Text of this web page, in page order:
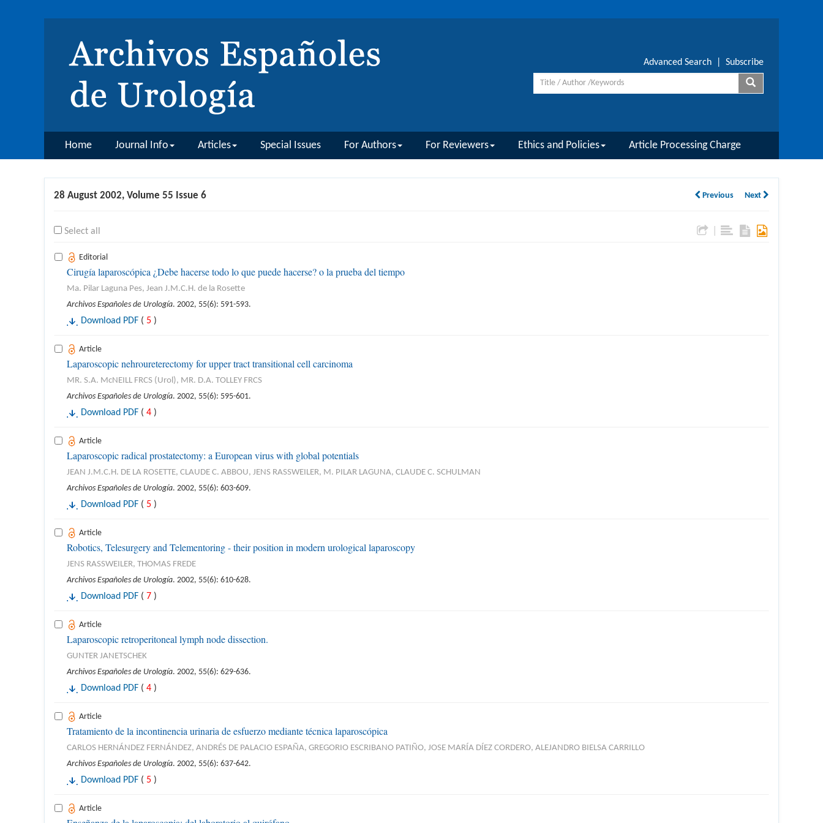
Advanced Search Subscribe
Home Journal Info Articles Special Issues For Authors For Reviewers Ethics and Policies Article Processing Charge
28 August 2002, Volume 55 Issue 6 Previous Next
Select all
Editorial
Cirugía laparoscópica ¿Debe hacerse todo lo que puede hacerse? o la prueba del tiempo
Ma. Pilar Laguna Pes, Jean J.M.C.H. de la Rosette
Archivos Españoles de Urología. 2002, 55(6): 591-593.
Download PDF ( 5 )
Article
Laparoscopic nehroureterectomy for upper tract transitional cell carcinoma
MR. S.A. McNEILL FRCS (Urol), MR. D.A. TOLLEY FRCS
Archivos Españoles de Urología. 2002, 55(6): 595-601.
Download PDF ( 4 )
Article
Laparoscopic radical prostatectomy: a European virus with global potentials
JEAN J.M.C.H. DE LA ROSETTE, CLAUDE C. ABBOU, JENS RASSWEILER, M. PILAR LAGUNA, CLAUDE C. SCHULMAN
Archivos Españoles de Urología. 2002, 55(6): 603-609.
Download PDF ( 5 )
Article
Robotics, Telesurgery and Telementoring - their position in modern urological laparoscopy
JENS RASSWEILER, THOMAS FREDE
Archivos Españoles de Urología. 2002, 55(6): 610-628.
Download PDF ( 7 )
Article
Laparoscopic retroperitoneal lymph node dissection.
GUNTER JANETSCHEK
Archivos Españoles de Urología. 2002, 55(6): 629-636.
Download PDF ( 4 )
Article
Tratamiento de la incontinencia urinaria de esfuerzo mediante técnica laparoscópica
CARLOS HERNÁNDEZ FERNÁNDEZ, ANDRÉS DE PALACIO ESPAÑA, GREGORIO ESCRIBANO PATIÑO, JOSE MARÍA DÍEZ CORDERO, ALEJANDRO BIELSA CARRILLO
Archivos Españoles de Urología. 2002, 55(6): 637-642.
Download PDF ( 5 )
Article